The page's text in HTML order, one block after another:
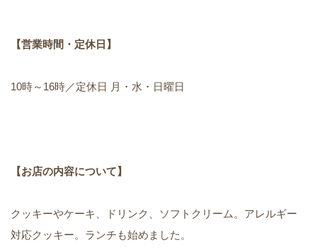
【営業時間・定休日】
10時～16時／定休日 月・水・日曜日
【お店の内容について】
クッキーやケーキ、ドリンク、ソフトクリーム。アレルギー
対応クッキー。ランチも始めました。